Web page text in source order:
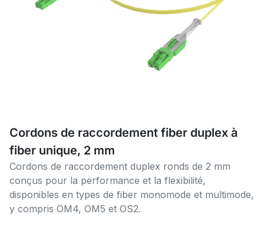
Cordons de raccordement fiber duplex à
fiber unique, 2 mm
Cordons de raccordement duplex ronds de 2 mm
conçus pour la performance et la flexibilité,
disponibles en types de fiber monomode et multimode,
y compris OM4, OM5 et OS2.